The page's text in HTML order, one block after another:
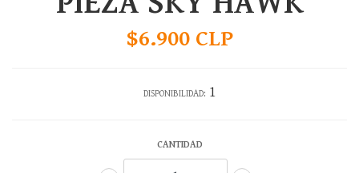
$6.900 CLP
DISPONIBILIDAD: 1
CANTIDAD